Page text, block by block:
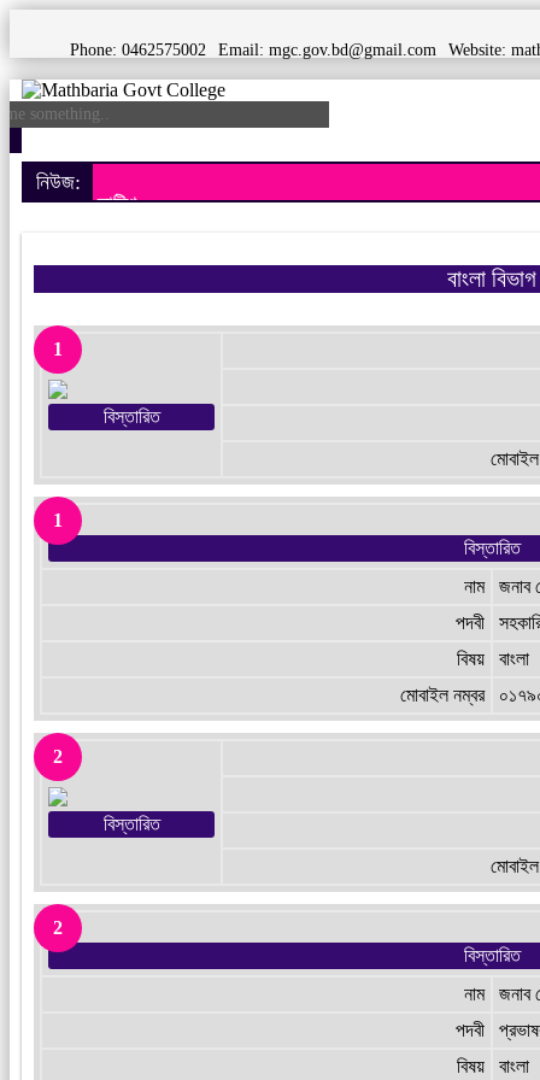
Phone: 0462575002 Email: mgc.gov.bd@gmail.com Website:
নিউজ:
নোটিশ
বাংলা বিভাগ
1
বিস্তারিত
1
বিস্তারিত
নাম
জনাব
পদবী
বিষয়
বাংলা
মোবাইল নম্বর
2
বিস্তারিত
2
বিস্তারিত
নাম
জনাব
পদবী
বিষয়
বাংলা